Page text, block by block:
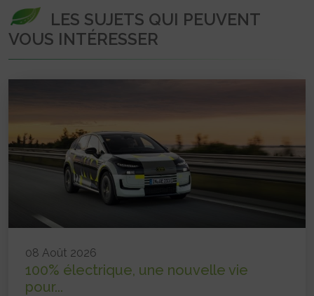
LES SUJETS QUI PEUVENT
VOUS INTÉRESSER
08 Août 2026
100% électrique, une nouvelle vie
pour...